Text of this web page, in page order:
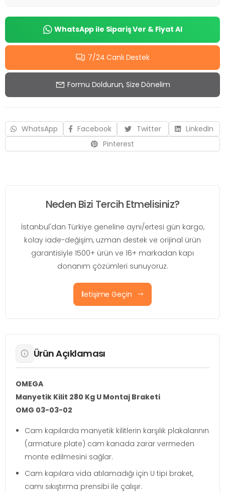
WhatsApp ile Sipariş Ver & Fiyat Al
7/24 Canlı Destek
Formu Doldurun, Size Dönelim
WhatsApp Facebook Twitter
LinkedIn
Pinterest
Neden Bizi Tercih Etmelisiniz?
İstanbul'dan Türkiye geneline aynı/ertesi gün kargo,
kolay iade-değişim, uzman destek ve orijinal ürün
garantisiyle 1500+ ürün ve 16+ markadan kapı
donanım çözümleri sunuyoruz.
İletişime Geçin
Ürün Açıklaması
OMEGA
Manyetik Kilit 280 Kg U Montaj Braketi
OMG 03-03-02
Cam kapılarda manyetik kilitlerin karşılık plakalarının
(armature plate) cam kanada zarar vermeden
monte edilmesini sağlar.
Cam kapılara vida atılamadığı için U tipi braket,
camı sıkıştırma prensibi ile çalışır.